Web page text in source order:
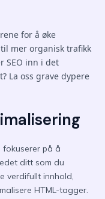
for å øke
mer organisk trafikk
SEO inn i det
La oss grave dypere
fokuserer på å
ditt som du
verdifullt innhold,
HTML-tagger.